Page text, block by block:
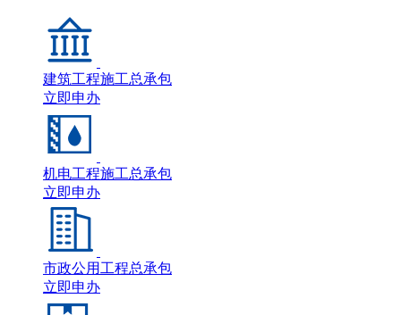
建筑工程施工总承包
立即申办
机电工程施工总承包
立即申办
市政公用工程总承包
立即申办